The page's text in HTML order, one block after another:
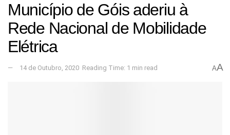
Município de Góis aderiu à
Rede Nacional de Mobilidade
Elétrica
14 de Outubro, 2020 Reading Time: 1 min read AA